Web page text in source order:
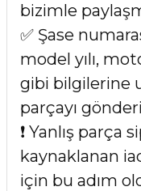
bizimle
✅ Şase
model yılı,
gibi bilgilerine
parçayı
❗ Yanlış parça
kaynaklanan
için bu adım